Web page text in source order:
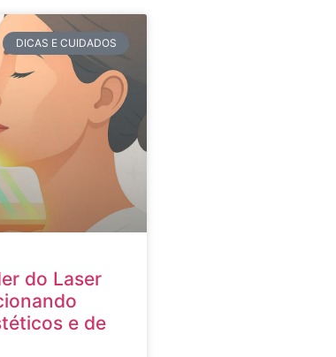
DICAS E CUIDADOS
do Laser
e de